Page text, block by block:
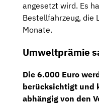
angesetzt wird. Es
Bestellfahrzeug, die
Monate.
Umweltprämie
Die 6.000 Euro
berücksichtigt und
abhängig von den